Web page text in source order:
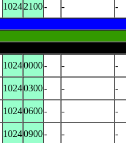
10242100- -
-
10240000- - -
10240300- - -
10240600- - -
10240900- - -